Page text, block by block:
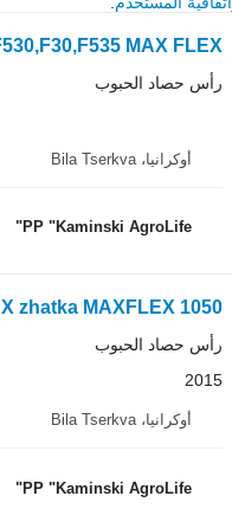
MAX FLEX
رأس حصاد الحبوب
أوكرانيا، Bila Tserkva
PP "Kaminski AgroLife"
zhatka MAXFLEX 1050
رأس حصاد الحبوب
2015
أوكرانيا، Bila Tserkva
PP "Kaminski AgroLife"